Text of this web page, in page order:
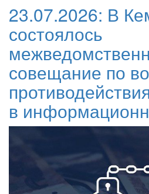
23.07.2026: В
состоялось
совещание по
в